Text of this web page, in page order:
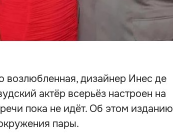
дизайнер Инес де
актёр всерьёз настроен на
пока не идёт. Об этом изданию
пары.